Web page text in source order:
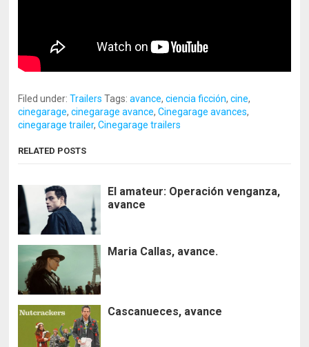
Filed under:Trailers Tags:avance,ciencia ficción,cine,
cinegarage,cinegarage avance,Cinegarage avances,
cinegarage trailer,Cinegarage trailers
RELATED POSTS
El amateur: Operación venganza,
avance
Maria Callas, avance.
Cascanueces, avance